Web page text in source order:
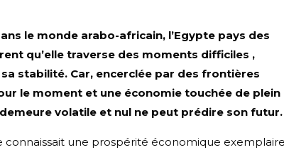
le monde arabo-africain, l’Egypte pays des
qu’elle traverse des moments difficiles ,
stabilité. Car, encerclée par des frontières
le moment et une économie touchée de plein
volatile et nul ne peut prédire son futur.
connaissait une prospérité économique exemplaire